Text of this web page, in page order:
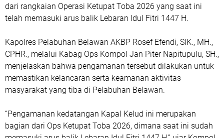
dari rangkaian Operasi Ketupat Toba 2026 yang saat ini
telah memasuki arus balik Lebaran Idul Fitri 1447 H.
Kapolres Pelabuhan Belawan AKBP Rosef Efendi, SIK., MH.,
CPHR., melalui Kabag Ops Kompol Jan Piter Napitupulu, SH.,
menjelaskan bahwa pengamanan tersebut dilakukan untuk
memastikan kelancaran serta keamanan aktivitas
masyarakat yang tiba di Pelabuhan Belawan.
“Pengamanan kedatangan Kapal Kelud ini merupakan
bagian dari Ops Ketupat Toba 2026, dimana saat ini sudah